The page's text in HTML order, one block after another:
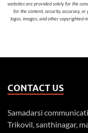
websites are provided solely for the
for the content, security, accuracy,
logos, images, and other copyrighted
CONTACT US
Samadarsi
Trikovil, santhinagar,